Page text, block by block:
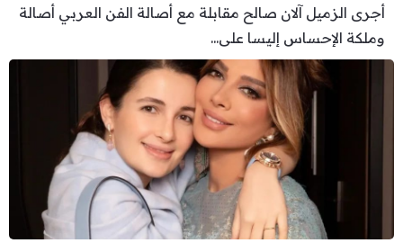
أجرى الزميل آلان صالح مقابلة مع أصالة الفن العربي أصالة
وملكة الإحساس إليسا على...